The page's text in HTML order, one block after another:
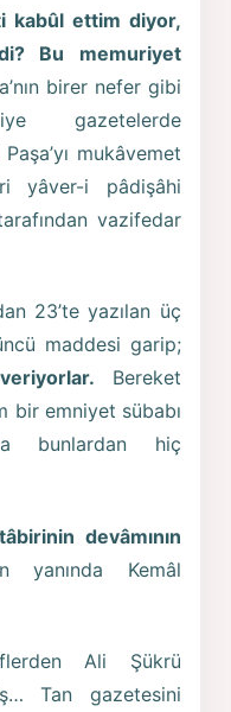
kabûl ettim diyor,
Bu memuriyet
birer nefer gibi
gazetelerde
mukâvemet
yâver-i pâdişâhi
vazifedar
23’te yazılan üç
maddesi garip;
Bereket
bir emniyet sübabı
bunlardan hiç
devâmının
yanında Kemâl
Ali Şükrü
Tan gazetesini